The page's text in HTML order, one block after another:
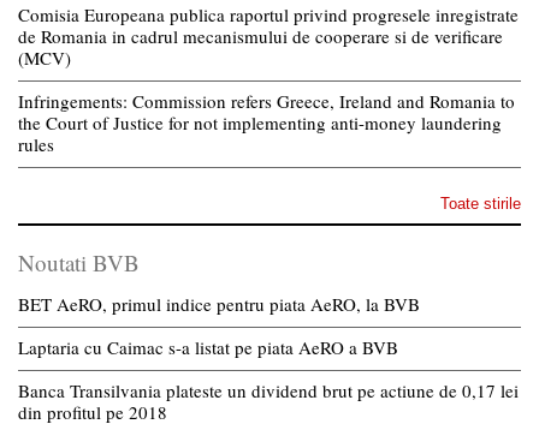
Comisia Europeana publica raportul privind progresele inregistrate
de Romania in cadrul mecanismului de cooperare si de verificare
(MCV)
Infringements: Commission refers Greece, Ireland and Romania to
the Court of Justice for not implementing anti-money laundering
rules
Toate stirile
Noutati BVB
BET AeRO, primul indice pentru piata AeRO, la BVB
Laptaria cu Caimac s-a listat pe piata AeRO a BVB
Banca Transilvania plateste un dividend brut pe actiune de 0,17 lei
din profitul pe 2018